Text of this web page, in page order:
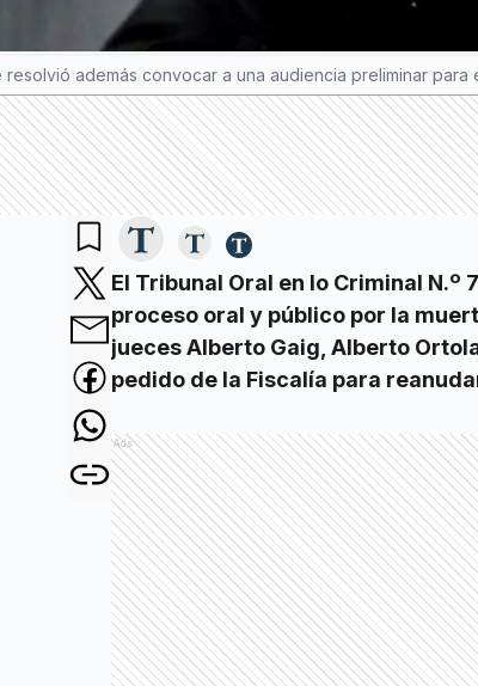
resolvió además convocar a una audiencia preliminar para
El Tribunal Oral en lo Criminal
proceso oral y público por la
jueces Alberto Gaig, Alberto
pedido de la Fiscalía para
Ads